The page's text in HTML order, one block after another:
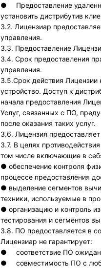
●
Предоставление
установить дистрибутив
3.2. Лицензиар
управления.
3.3. Предоставление
3.4. Срок предоставления
управления.
3.5.Срок действия Лицензии
устройство. Доступ к
начала предоставления
Услуг, связанных с ПО,
после оказания таких услуг.
3.6. Лицензия
3.7. В целях
том числе включающие в
● обеспечение контроля
процессе предоставления
● выделение сегментов
техники, используемые в
● организацию и контроль
тестирования и сегментов
3.8. ПО предоставляется в
Лицензиар не гарантирует:
●
соответствие ПО
●
совместимость ПО с